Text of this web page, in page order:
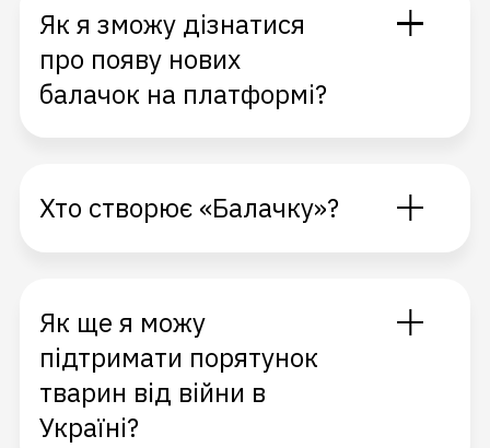
Як я зможу дізнатися
про появу нових
балачок на платформі?
Хто створює «Балачку»?
Як ще я можу
підтримати порятунок
тварин від війни в
Україні?